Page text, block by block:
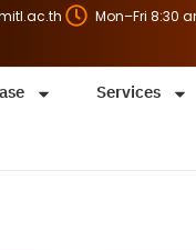
Mon–Fri 8:30
Services